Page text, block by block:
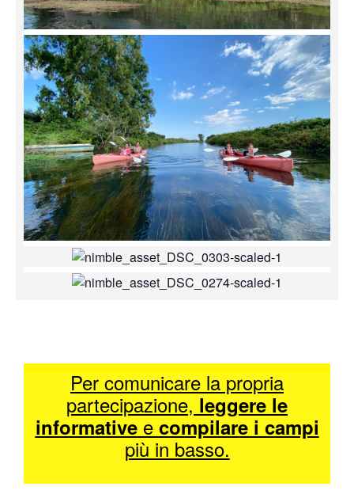
Per comunicare la propria
partecipazione, leggere le
informativee compilare i campi
più in basso.